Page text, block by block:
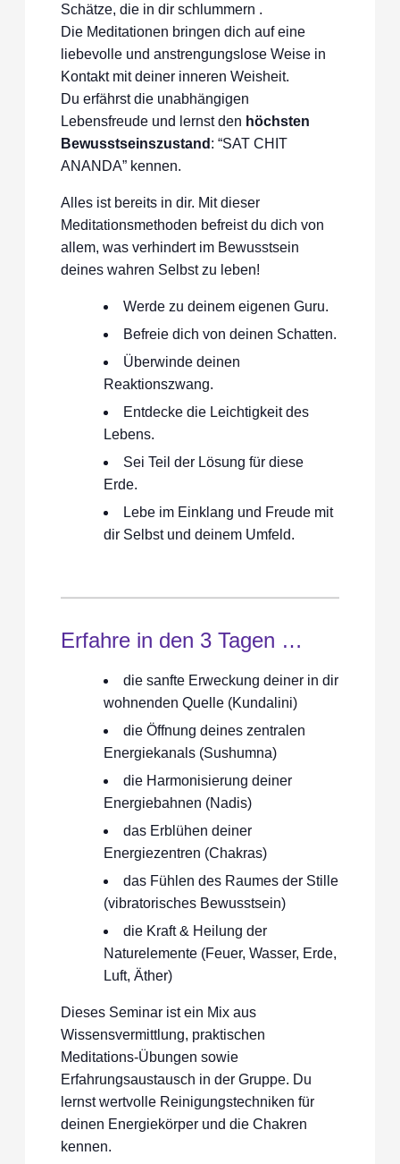
Schätze, die in dir schlummern .
Die Meditationen bringen dich auf eine
liebevolle und anstrengungslose Weise in
Kontakt mit deiner inneren Weisheit.
Du erfährst die unabhängigen
Lebensfreude und lernst den höchsten
Bewusstseinszustand : “SAT CHIT
ANANDA” kennen.
Alles ist bereits in dir. Mit dieser
Meditationsmethoden befreist du dich von
allem, was verhindert im Bewusstsein
deines wahren Selbst zu leben!
Werde zu deinem eigenen Guru.
Befreie dich von deinen Schatten.
Überwinde deinen
Reaktionszwang.
Entdecke die Leichtigkeit des
Lebens.
Sei Teil der Lösung für diese
Erde.
Lebe im Einklang und Freude mit
dir Selbst und deinem Umfeld.
Erfahre in den 3 Tagen …
die sanfte Erweckung deiner in dir
wohnenden Quelle (Kundalini)
die Öffnung deines zentralen
Energiekanals (Sushumna)
die Harmonisierung deiner
Energiebahnen (Nadis)
das Erblühen deiner
Energiezentren (Chakras)
das Fühlen des Raumes der Stille
(vibratorisches Bewusstsein)
die Kraft & Heilung der
Naturelemente (Feuer, Wasser, Erde,
Luft, Äther)
Dieses Seminar ist ein Mix aus
Wissensvermittlung, praktischen
Meditations-Übungen sowie
Erfahrungsaustausch in der Gruppe. Du
lernst wertvolle Reinigungstechniken für
deinen Energiekörper und die Chakren
kennen.